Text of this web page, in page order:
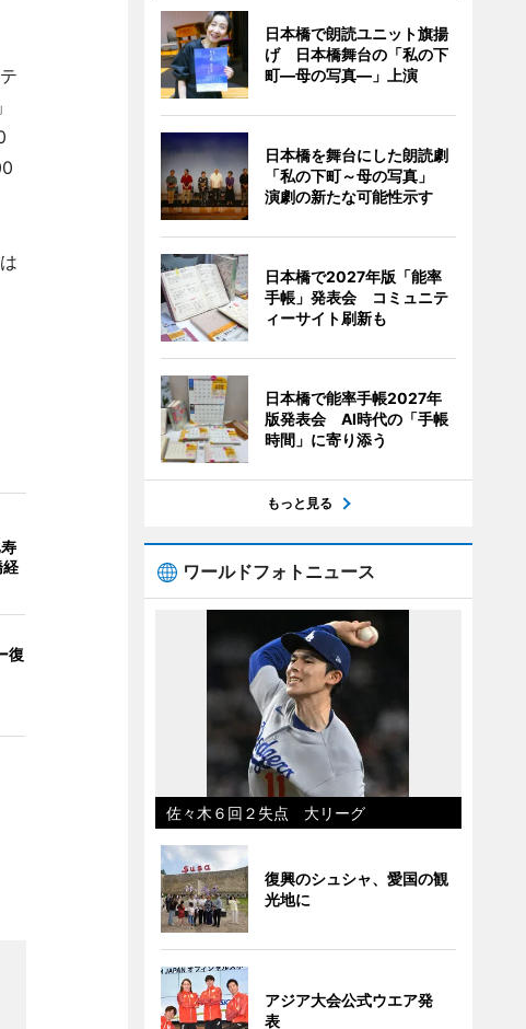
経
復
日本橋で朗読ユニット旗揚
げ 日本橋舞台の「私の下
町―母の写真―」上演
日本橋を舞台にした朗読劇
「私の下町～母の写真」
演劇の新たな可能性示す
日本橋で2027年版「能率
手帳」発表会 コミュニテ
ィーサイト刷新も
日本橋で能率手帳2027年
版発表会 AI時代の「手帳
時間」に寄り添う
もっと見る
ワールドフォトニュース
佐々木６回２失点 大リーグ
復興のシュシャ、愛国の観
光地に
アジア大会公式ウエア発
表